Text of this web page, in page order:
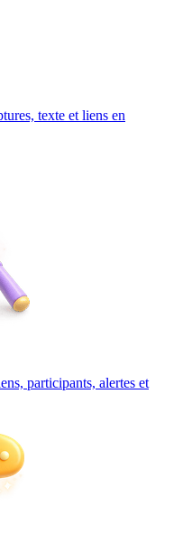
texte et liens en
participants, alertes et